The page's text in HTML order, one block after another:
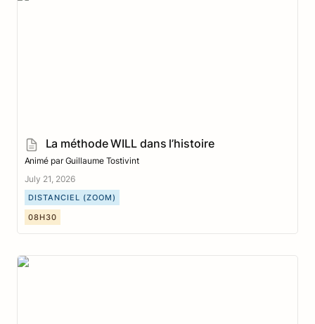
La méthode WILL dans l’histoire
Animé par Guillaume Tostivint
July 21, 2026
DISTANCIEL (ZOOM)
08H30
La vulnérabilité, levier de performance